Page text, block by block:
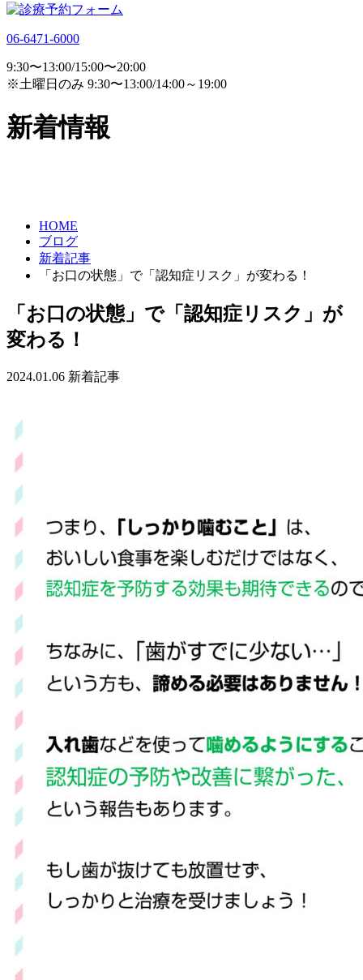
06-6471-6000
9:30〜13:00/15:00〜20:00
※土曜日のみ 9:30〜13:00/14:00～19:00
新着情報
HOME
ブログ
新着記事
「お口の状態」で「認知症リスク」が変わる！
「お口の状態」で「認知症リスク」が
変わる！
2024.01.06 新着記事